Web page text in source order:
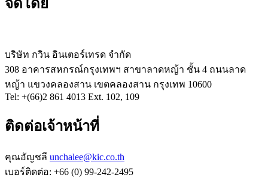
จัดโดย
บริษัท กวิน อินเตอร์เทรด จำกัด
308 อาคารสหกรณ์กรุงเทพฯ สาขาลาดหญ้า ชั้น 4 ถนนลาด
หญ้า แขวงคลองสาน เขตคลองสาน กรุงเทพ 10600
Tel: +(66)2 861 4013 Ext. 102, 109
ติดต่อเจ้าหน้าที่
คุณอัญชลี unchalee@kic.co.th
เบอร์ติดต่อ: +66 (0) 99-242-2495